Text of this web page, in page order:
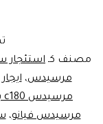
مصنف كـ استئجار
مرسيدس،
مرسيدس c180 بالقاهرة
مرسيدس فيانو،